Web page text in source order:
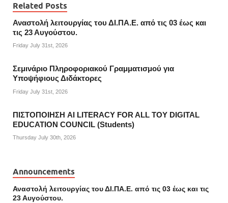
Related Posts
Αναστολή λειτουργίας του ΔΙ.ΠΑ.Ε. από τις 03 έως και
τις 23 Αυγούστου.
Friday July 31st, 2026
Σεμινάριο Πληροφοριακού Γραμματισμού για
Υποψήφιους Διδάκτορες
Friday July 31st, 2026
ΠΙΣΤΟΠΟΙΗΣΗ AI LITERACY FOR ALL ΤΟΥ DIGITAL
EDUCATION COUNCIL (Students)
Thursday July 30th, 2026
Announcements
Αναστολή λειτουργίας του ΔΙ.ΠΑ.Ε. από τις 03 έως και τις
23 Αυγούστου.